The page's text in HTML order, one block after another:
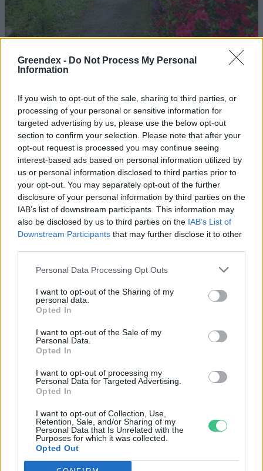
Greendex - Do Not Process My Personal
Information
If you wish to opt-out of the sale, sharing to third parties, or
processing of your personal or sensitive information for
targeted advertising by us, please use the below opt-out
section to confirm your selection. Please note that after your
opt-out request is processed you may continue seeing
interest-based ads based on personal information utilized by
us or personal information disclosed to third parties prior to
your opt-out. You may separately opt-out of the further
disclosure of your personal information by third parties on the
IAB’s list of downstream participants. This information may
also be disclosed by us to third parties on the IAB’s List of
Downstream Participants that may further disclose it to other
Personal Data Processing Opt Outs
I want to opt-out of the Sharing of my
personal data.
Opted In
I want to opt-out of the Sale of my
Personal Data.
Opted In
I want to opt-out of processing my
Personal Data for Targeted Advertising.
Opted In
I want to opt-out of Collection, Use,
Retention, Sale, and/or Sharing of my
Personal Data that Is Unrelated with the
Purposes for which it was collected.
Opted Out
Születésnapi programokkal várja a
hétvégén a közönséget a 160 éves
Fővárosi Állatkert
ÉLŐ BOLYGÓNK
Szedd magad őszibarack: itt vannak
a legjobb lelőhelyek!
Négy éven belül valósággá válhatnak az
elektromos repülőjáratok Európában